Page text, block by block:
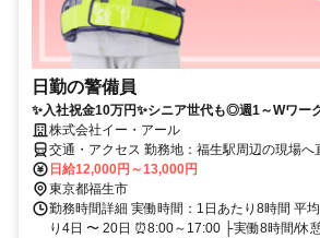
日勤の警備員
✨入社祝金10万円✨シニア世代も◎週1～Wワー
株式会社イー・アール
交通・アクセス 勤務地：福生駅周辺の現場へ
日給12,000円～13,000円
東京都福生市
勤務時間詳細 実働時間：1日あたり8時間 平
り4日 〜 20日 ⏰8:00～17:00 ├実働8時間/休